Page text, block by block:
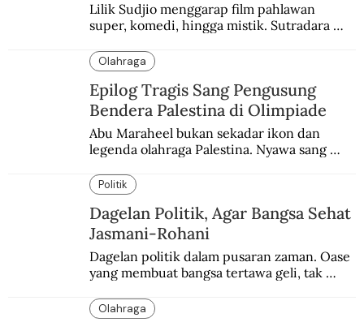
Lilik Sudjio menggarap film pahlawan
super, komedi, hingga mistik. Sutradara
Olahraga
Epilog Tragis Sang Pengusung
Bendera Palestina di Olimpiade
Abu Maraheel bukan sekadar ikon dan
legenda olahraga Palestina. Nyawa sang
memblokade Rafah.
Politik
Dagelan Politik, Agar Bangsa Sehat
Jasmani-Rohani
Dagelan politik dalam pusaran zaman. Oase
yang membuat bangsa tertawa geli, tak
Olahraga